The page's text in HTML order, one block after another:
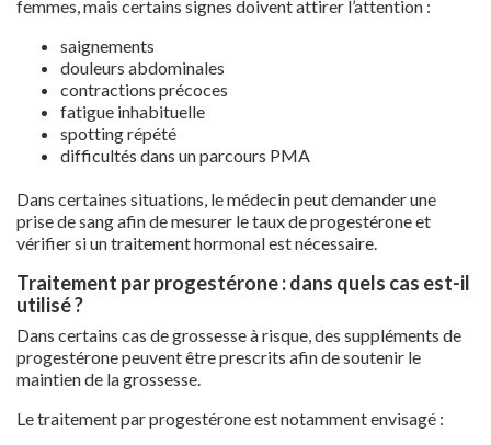
femmes, mais certains signes doivent attirer l’attention :
saignements
douleurs abdominales
contractions précoces
fatigue inhabituelle
spotting répété
difficultés dans un parcours PMA
Dans certaines situations, le médecin peut demander une
prise de sang afin de mesurer le taux de progestérone et
vérifier si un traitement hormonal est nécessaire.
Traitement par progestérone : dans quels cas est-il
utilisé ?
Dans certains cas de grossesse à risque, des suppléments de
progestérone peuvent être prescrits afin de soutenir le
maintien de la grossesse.
Le traitement par progestérone est notamment envisagé :